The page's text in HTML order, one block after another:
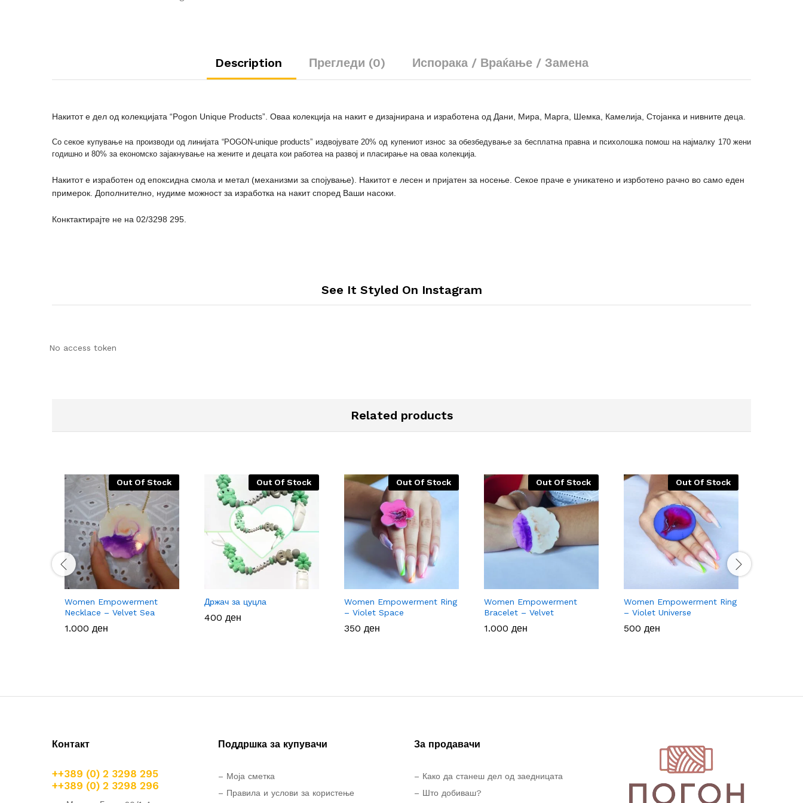
Description Прегледи (0) Испорака / Враќање / Замена
Накитот е дел од колекцијата “Pogon Unique Products” . Оваа колекција на накит е дизајнирана и изработена од Дани, Мира, Марга, Шемка, Камелија, Стојанка и нивните деца.
Со секое купување на производи од линијата “POGON-unique products” издвојувате 20% од купениот износ за обезбедување за бесплатна правна и психолошка помош на најмалку 170 жени
годишно и 80% за економско зајакнување на жените и децата кои работеа на развој и пласирање на оваа колекција.
Накитот е изработен од епоксидна смола и метал (механизми за спојување). Накитот е лесен и пријатен за носење. Секое праче е уникатено и изрботено рачно во само еден
примерок. Дополнително, нудиме можност за изработка на накит според Ваши насоки.
Конктактирајте не на 02/3298 295.
See It Styled On Instagram
No access token
Related products
Out Of Stock
Women Empowerment
Necklace – Velvet Sea
1.000 ден
1.000 ден
Out Of Stock
Држач за цуцла
400 ден
400 ден
Out Of Stock
Women Empowerment Ring
– Violet Space
350 ден
350 ден
Out Of Stock
Women Empowerment
Bracelet – Velvet
1.000 ден
1.000 ден
Out Of Stock
Women Empowerment Ring
– Violet Universe
500 ден
500 ден
Контакт
++389 (0) 2 3298 295
++389 (0) 2 3298 296
Поддршка за купувачи
– Моја сметка
– Правила и услови за користење
За продавачи
– Како да станеш дел од заедницата
– Што добиваш?